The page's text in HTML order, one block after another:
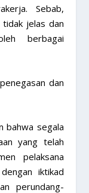
Sebab,
jelas dan
berbagai
dan
bahwa segala
yang telah
pelaksana
iktikad
perundang-